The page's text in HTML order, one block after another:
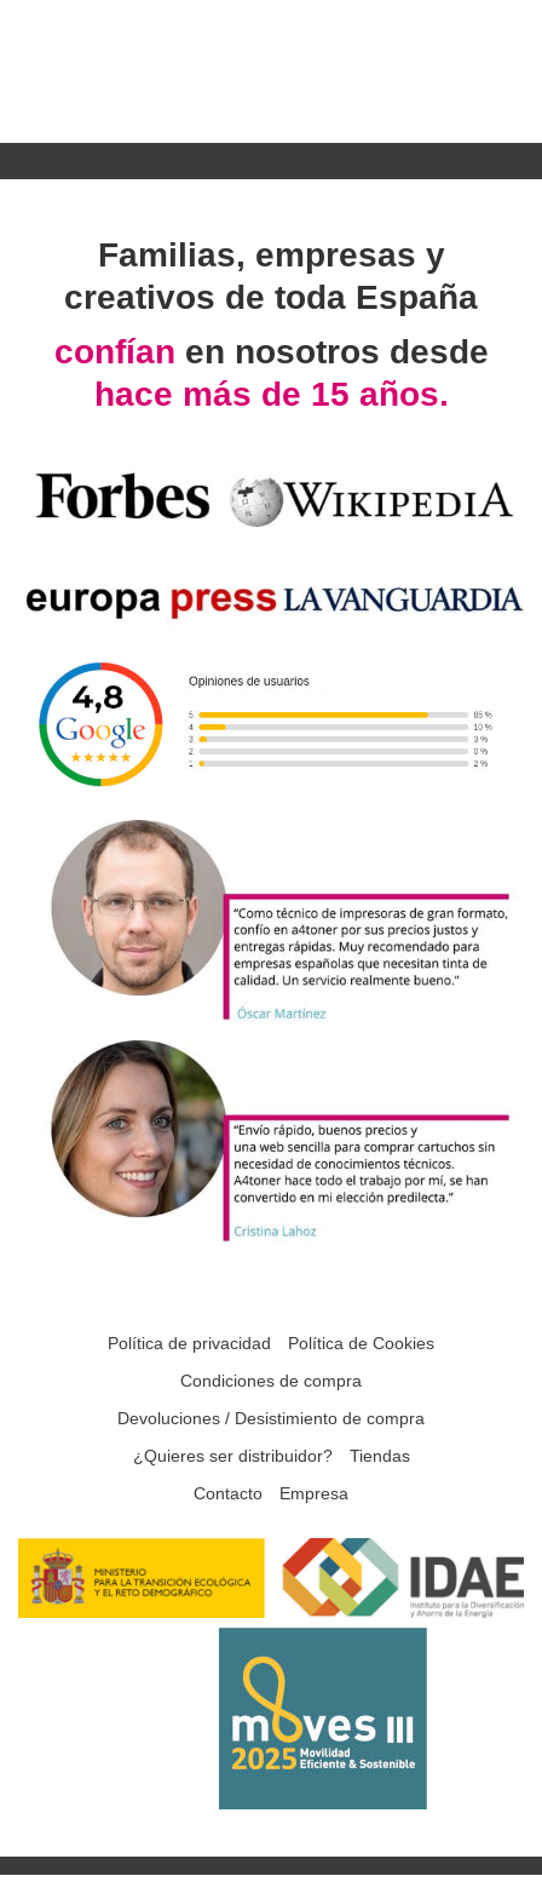
Familias, empresas y
creativos de toda España
confían en nosotros desde
hace más de 15 años.
Política de privacidad
Política de Cookies
Condiciones de compra
Devoluciones / Desistimiento de compra
¿Quieres ser distribuidor?
Tiendas
Contacto
Empresa